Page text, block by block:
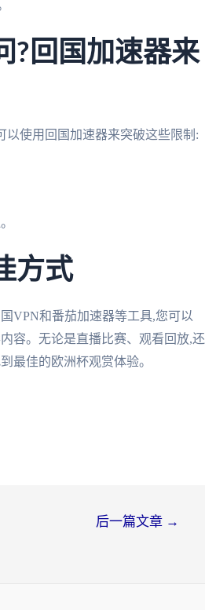
?回国加速器来
以使用回国加速器来突破这些限制:
方式
VPN和番茄加速器等工具,您可以
容。无论是直播比赛、观看回放,还
最佳的欧洲杯观赏体验。
后一篇文章 →